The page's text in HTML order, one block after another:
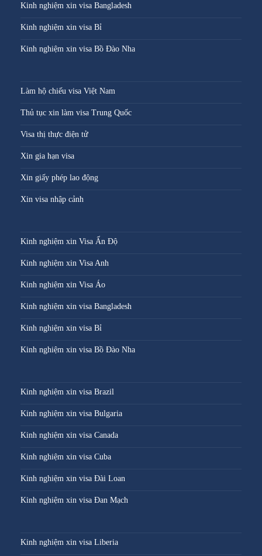
Kinh nghiệm xin visa Bangladesh
Kinh nghiệm xin visa Bỉ
Kinh nghiệm xin visa Bồ Đào Nha
Làm hộ chiếu visa Việt Nam
Thủ tục xin làm visa Trung Quốc
Visa thị thực điện tử
Xin gia hạn visa
Xin giấy phép lao động
Xin visa nhập cảnh
Kinh nghiệm xin Visa Ấn Độ
Kinh nghiệm xin Visa Anh
Kinh nghiệm xin Visa Áo
Kinh nghiệm xin visa Bangladesh
Kinh nghiệm xin visa Bỉ
Kinh nghiệm xin visa Bồ Đào Nha
Kinh nghiệm xin visa Brazil
Kinh nghiệm xin visa Bulgaria
Kinh nghiệm xin visa Canada
Kinh nghiệm xin visa Cuba
Kinh nghiệm xin visa Đài Loan
Kinh nghiệm xin visa Đan Mạch
Kinh nghiệm xin visa Liberia